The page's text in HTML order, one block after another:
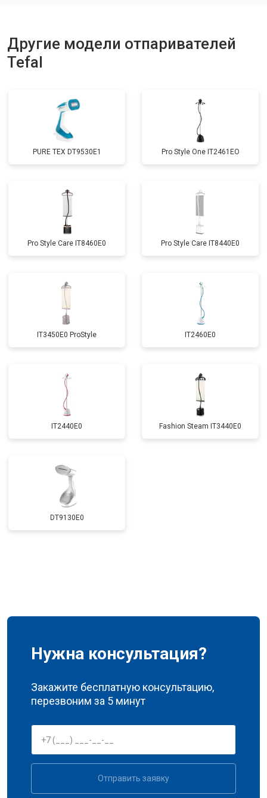
Другие модели отпаривателей
Tefal
PURE TEX DT9530E1 Pro Style One IT2461ЕО
Pro Style Care IT8460E0 Pro Style Care IT8440E0
IT3450E0 ProStyle IT2460E0
IT2440E0 Fashion Steam IT3440E0
DT9130E0
Нужна консультация?
Закажите бесплатную консультацию,
перезвоним за 5 минут
Отправить заявку